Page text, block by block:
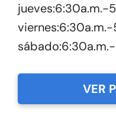
jueves:6:30a.m.-
viernes:6:30a.m.-
VER